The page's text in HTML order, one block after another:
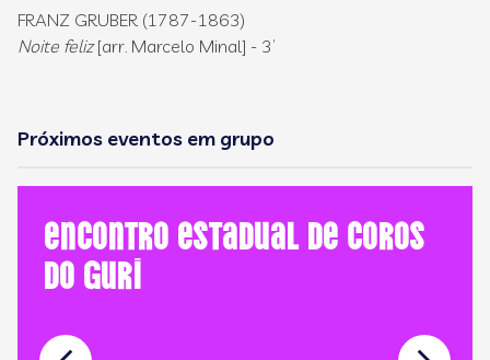
FRANZ GRUBER (1787-1863)
Noite feliz[arr. Marcelo Minal] - 3’
Próximos eventos em grupo
Encontro Estadual de Coros
do GURI